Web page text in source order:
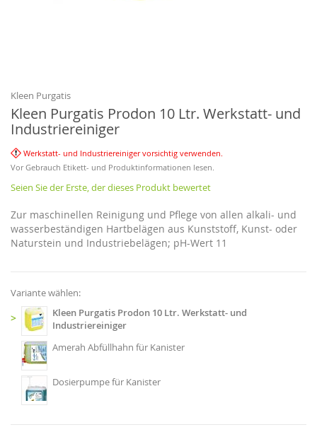
Bildgalerie
springen
Kleen Purgatis
Kleen Purgatis Prodon 10 Ltr. Werkstatt- und
Industriereiniger
Werkstatt- und Industriereiniger vorsichtig verwenden.
Vor Gebrauch Etikett- und Produktinformationen lesen.
Seien Sie der Erste, der dieses Produkt bewertet
Zur maschinellen Reinigung und Pflege von allen alkali- und
wasserbeständigen Hartbelägen aus Kunststoff, Kunst- oder
Naturstein und Industriebelägen; pH-Wert 11
Variante wählen:
>
Kleen Purgatis Prodon 10 Ltr. Werkstatt- und
Industriereiniger
Amerah Abfüllhahn für Kanister
Dosierpumpe für Kanister